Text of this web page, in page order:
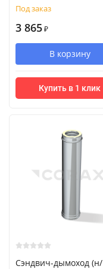
Под заказ
3 865 ₽
В корзину
Купить в 1 клик
Сэндвич-дымоход (н/